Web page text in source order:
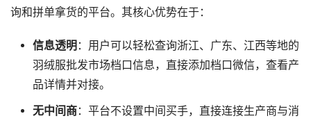
询和拼单拿货的平台。其核心优势在于：
信息透明 ：用户可以轻松查询浙江、广东、江西等地的
羽绒服批发市场档口信息，直接添加档口微信，查看产
品详情并对接。
无中间商：平台不设置中间买手，直接连接生产商与消